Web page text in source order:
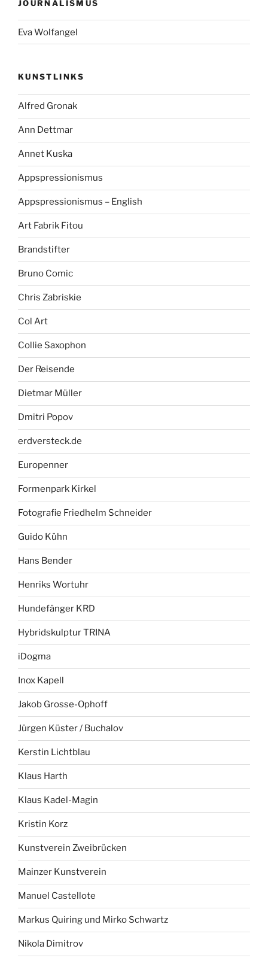
JOURNALISMUS
Eva Wolfangel
KUNSTLINKS
Alfred Gronak
Ann Dettmar
Annet Kuska
Appspressionismus
Appspressionismus – English
Art Fabrik Fitou
Brandstifter
Bruno Comic
Chris Zabriskie
Col Art
Collie Saxophon
Der Reisende
Dietmar Müller
Dmitri Popov
erdversteck.de
Europenner
Formenpark Kirkel
Fotografie Friedhelm Schneider
Guido Kühn
Hans Bender
Henriks Wortuhr
Hundefänger KRD
Hybridskulptur TRINA
iDogma
Inox Kapell
Jakob Grosse-Ophoff
Jürgen Küster / Buchalov
Kerstin Lichtblau
Klaus Harth
Klaus Kadel-Magin
Kristin Korz
Kunstverein Zweibrücken
Mainzer Kunstverein
Manuel Castellote
Markus Quiring und Mirko Schwartz
Nikola Dimitrov